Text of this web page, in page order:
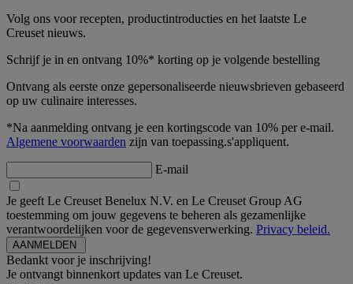
Volg ons voor recepten, productintroducties en het laatste Le
Creuset nieuws.
Schrijf je in en ontvang 10%* korting op je volgende bestelling
Ontvang als eerste onze gepersonaliseerde nieuwsbrieven gebaseerd
op uw culinaire interesses.
*Na aanmelding ontvang je een kortingscode van 10% per e-mail.
Algemene voorwaarden zijn van toepassing.s'appliquent.
E-mail
Je geeft Le Creuset Benelux N.V. en Le Creuset Group AG
toestemming om jouw gegevens te beheren als gezamenlijke
verantwoordelijken voor de gegevensverwerking. Privacy beleid.
Bedankt voor je inschrijving!
Je ontvangt binnenkort updates van Le Creuset.